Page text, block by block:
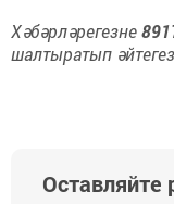
Хәбәрләрегезне
шалтыратып
Оставляйте